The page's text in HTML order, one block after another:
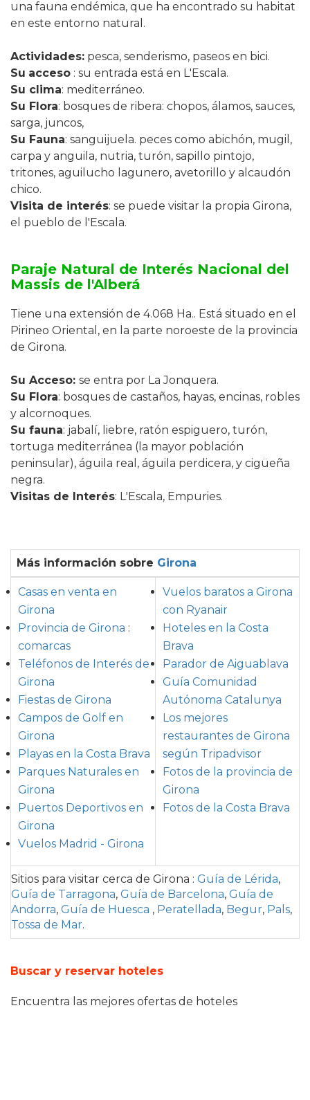
una fauna endémica, que ha encontrado su habitat
en este entorno natural.
Actividades: pesca, senderismo, paseos en bici.
Su acceso : su entrada está en L'Escala.
Su clima: mediterráneo.
Su Flora: bosques de ribera: chopos, álamos, sauces,
sarga, juncos,
Su Fauna: sanguijuela. peces como abichón, mugil,
carpa y anguila, nutria, turón, sapillo pintojo,
tritones, aguilucho lagunero, avetorillo y alcaudón
chico.
Visita de interés: se puede visitar la propia Girona,
el pueblo de l'Escala.
Paraje Natural de Interés Nacional del
Massis de l'Alberá
Tiene una extensión de 4.068 Ha.. Está situado en el
Pirineo Oriental, en la parte noroeste de la provincia
de Girona.
Su Acceso: se entra por La Jonquera.
Su Flora: bosques de castaños, hayas, encinas, robles
y alcornoques.
Su fauna: jabalí, liebre, ratón espiguero, turón,
tortuga mediterránea (la mayor población
peninsular), águila real, águila perdicera, y cigüeña
negra.
Visitas de Interés: L'Escala, Empuries.
Más información sobre Girona
Casas en venta en
Girona
Provincia de Girona :
comarcas
Teléfonos de Interés de
Girona
Fiestas de Girona
Campos de Golf en
Girona
Playas en la Costa Brava
Parques Naturales en
Girona
Puertos Deportivos en
Girona
Vuelos Madrid - Girona
Vuelos baratos a Girona
con Ryanair
Hoteles en la Costa
Brava
Parador de Aiguablava
Guía Comunidad
Autónoma Catalunya
Los mejores
restaurantes de Girona
según Tripadvisor
Fotos de la provincia de
Girona
Fotos de la Costa Brava
Sitios para visitar cerca de Girona : Guía de Lérida,
Guía de Tarragona, Guía de Barcelona, Guía de
Andorra, Guía de Huesca , Peratellada, Begur, Pals,
Tossa de Mar.
Buscar y reservar hoteles
Encuentra las mejores ofertas de hoteles